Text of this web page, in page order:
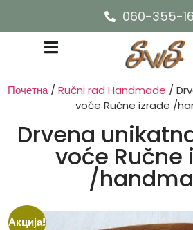
060-355-
Почетна/Ručni rad Handmade /
voće Ručne izrade /
Drvena
voće Ručne
/
Акција!